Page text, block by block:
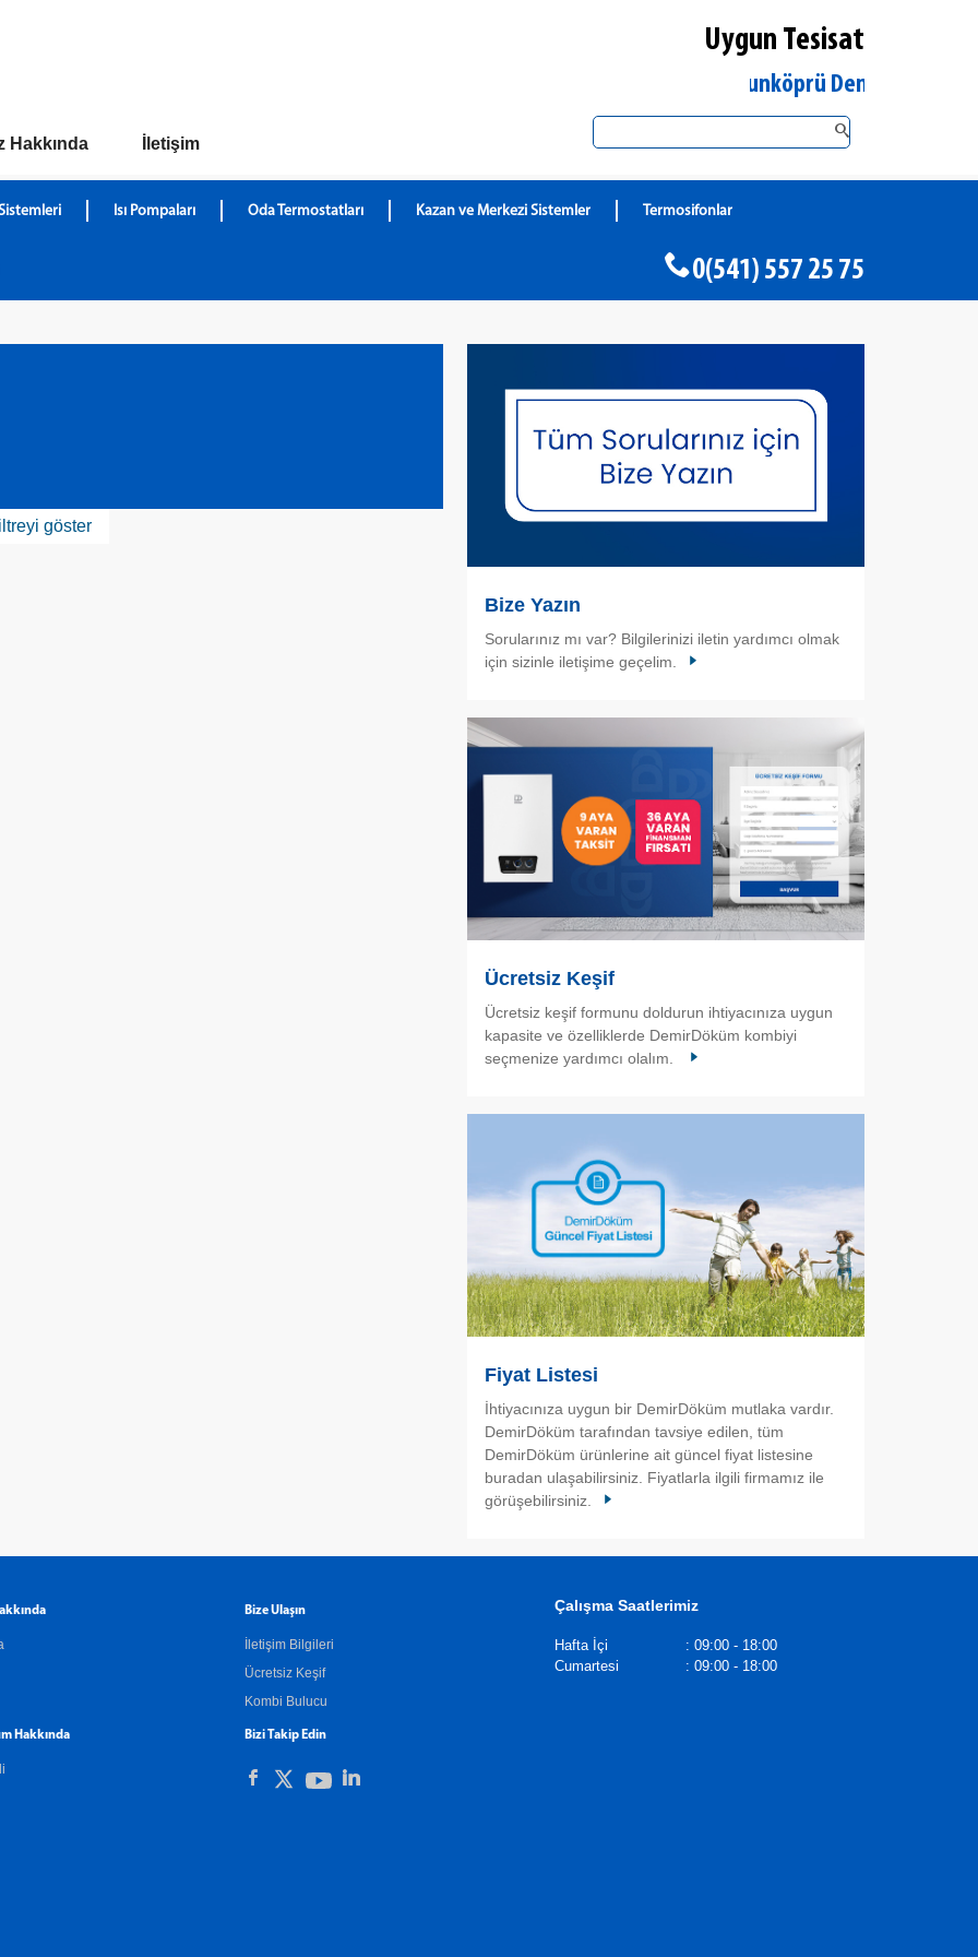
Uygun Tesisat
Edirne Uzunköprü DemirDöküm Yetkili
Isı Pompaları Oda Termostatları Kazan ve Merkezi Sistemler Termosifonlar
0(541) 557 25 75
Hakkında İletişim
göster
Bize Yazın
Sorularınız mı var? Bilgilerinizi iletin yardımcı olmak
için sizinle iletişime geçelim.
Ücretsiz Keşif
Ücretsiz keşif formunu doldurun ihtiyacınıza uygun
kapasite ve özelliklerde DemirDöküm kombiyi
seçmenize yardımcı olalım.
Fiyat Listesi
İhtiyacınıza uygun bir DemirDöküm mutlaka vardır.
DemirDöküm tarafından tavsiye edilen, tüm
DemirDöküm ürünlerine ait güncel fiyat listesine
buradan ulaşabilirsiniz. Fiyatlarla ilgili firmamız ile
görüşebilirsiniz.
Hakkında
Bize Ulaşın
İletişim Bilgileri
Ücretsiz Keşif
Kombi Bulucu
Bizi Takip Edin
Çalışma Saatlerimiz
Hafta İçi : 09:00 - 18:00
Cumartesi
: 09:00 - 18:00